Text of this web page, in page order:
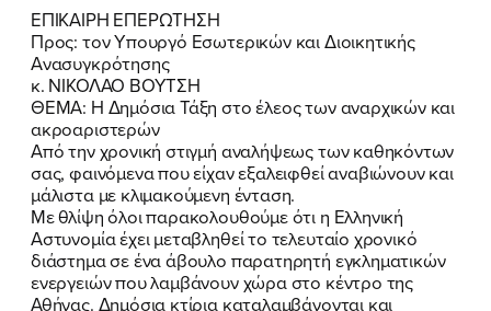
ΕΠΙΚΑΙΡΗ ΕΠΕΡΩΤΗΣΗ
Προς: τον Υπουργό Εσωτερικών και Διοικητικής
Ανασυγκρότησης
κ. ΝΙΚΟΛΑΟ ΒΟΥΤΣΗ
ΘΕΜΑ: Η Δημόσια Τάξη στο έλεος των αναρχικών και
ακροαριστερών
Από την χρονική στιγμή αναλήψεως των καθηκόντων
σας, φαινόμενα που είχαν εξαλειφθεί αναβιώνουν και
μάλιστα με κλιμακούμενη ένταση.
Με θλίψη όλοι παρακολουθούμε ότι η Ελληνική
Αστυνομία έχει μεταβληθεί το τελευταίο χρονικό
διάστημα σε ένα άβουλο παρατηρητή εγκληματικών
ενεργειών που λαμβάνουν χώρα στο κέντρο της
Αθήνας. Δημόσια κτίρια καταλαμβάνονται και
Εθελοντή
Εάν θέλετε να ενημερώνεστε για τις
δράσεις μας, μπορείτε να δηλώσετε
παρακάτω τα στοιχεία σας:
ΣΥΜΠΛΗΡΩΣΤΕ ΤΗ ΦΟΡΜΑ
ΟΝΟΜΑ*
Newsletter
Εάν θέλετε να ενημερώνεστε για τις
δράσεις μας, μπορείτε να δηλώσετε
παρακάτω τα στοιχεία σας:
ΣΥΜΠΛΗΡΩΣΤΕ ΤΗ ΦΟΡΜΑ
ΟΝΟΜΑ*